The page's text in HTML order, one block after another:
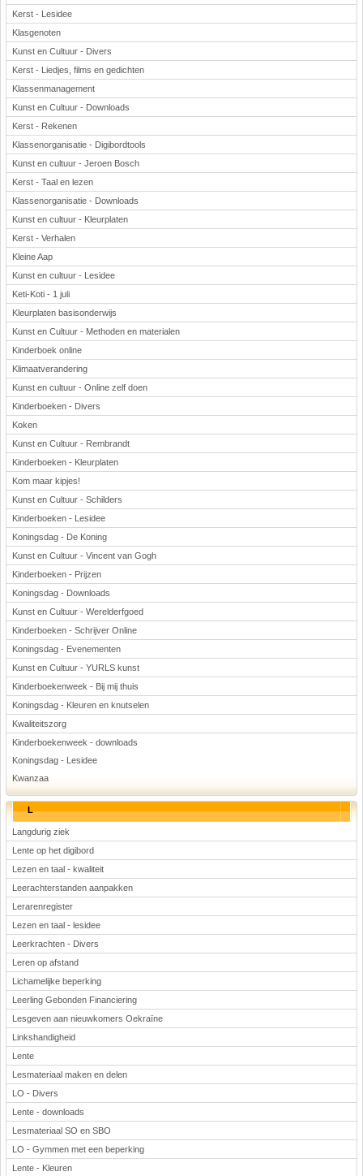
Kerst - Lesidee
Klasgenoten
Kunst en Cultuur - Divers
Kerst - Liedjes, films en gedichten
Klassenmanagement
Kunst en Cultuur - Downloads
Kerst - Rekenen
Klassenorganisatie - Digibordtools
Kunst en cultuur - Jeroen Bosch
Kerst - Taal en lezen
Klassenorganisatie - Downloads
Kunst en cultuur - Kleurplaten
Kerst - Verhalen
Kleine Aap
Kunst en cultuur - Lesidee
Keti-Koti - 1 juli
Kleurplaten basisonderwijs
Kunst en Cultuur - Methoden en materialen
Kinderboek online
Klimaatverandering
Kunst en cultuur - Online zelf doen
Kinderboeken - Divers
Koken
Kunst en Cultuur - Rembrandt
Kinderboeken - Kleurplaten
Kom maar kipjes!
Kunst en Cultuur - Schilders
Kinderboeken - Lesidee
Koningsdag - De Koning
Kunst en Cultuur - Vincent van Gogh
Kinderboeken - Prijzen
Koningsdag - Downloads
Kunst en Cultuur - Werelderfgoed
Kinderboeken - Schrijver Online
Koningsdag - Evenementen
Kunst en Cultuur - YURLS kunst
Kinderboekenweek - Bij mij thuis
Koningsdag - Kleuren en knutselen
Kwaliteitszorg
Kinderboekenweek - downloads
Koningsdag - Lesidee
Kwanzaa
L
Langdurig ziek
Lente op het digibord
Lezen en taal - kwaliteit
Leerachterstanden aanpakken
Lerarenregister
Lezen en taal - lesidee
Leerkrachten - Divers
Leren op afstand
Lichamelijke beperking
Leerling Gebonden Financiering
Lesgeven aan nieuwkomers Oekraïne
Linkshandigheid
Lente
Lesmateriaal maken en delen
LO - Divers
Lente - downloads
Lesmateriaal SO en SBO
LO - Gymmen met een beperking
Lente - Kleuren